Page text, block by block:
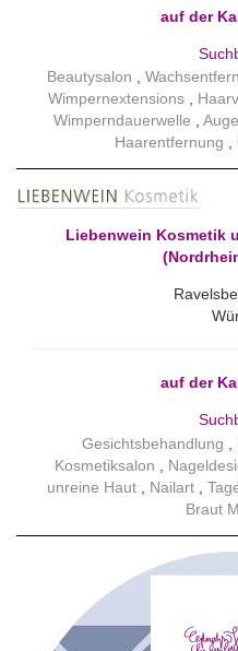
auf der
Beautysalon
Wimpernextensions
Wimperndauerwelle
Haarentfernung
Liebenwein Kosmetik
auf der
Gesichtsbehandlung
Kosmetiksalon
unreine Haut
Nailart
Braut